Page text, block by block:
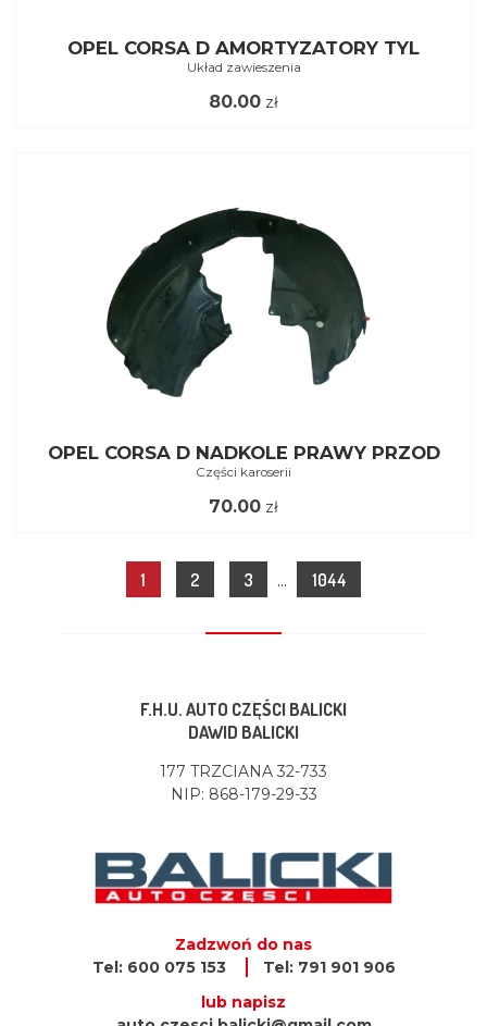
OPEL CORSA D AMORTYZATORY TYL
Układ zawieszenia
80.00 zł
OPEL CORSA D NADKOLE PRAWY PRZOD
Części karoserii
70.00 zł
1 2 3 1044
F.H.U. AUTO CZĘŚCI BALICKI
DAWID BALICKI
177 TRZCIANA 32-733
NIP: 868-179-29-33
Zadzwoń do nas
Tel: 600 075 153
Tel: 791 901 906
lub napisz